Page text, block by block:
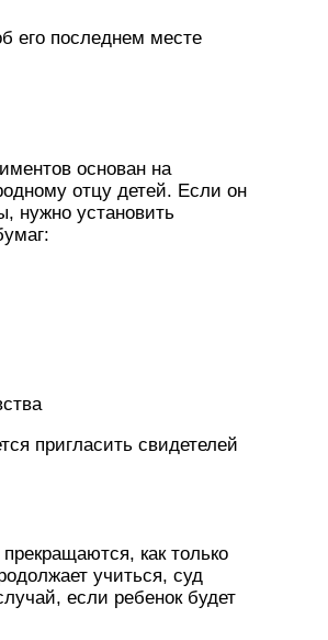
его последнем месте
основан на
отцу детей. Если он
нужно установить
пригласить свидетелей
как только
учиться, суд
если ребенок будет